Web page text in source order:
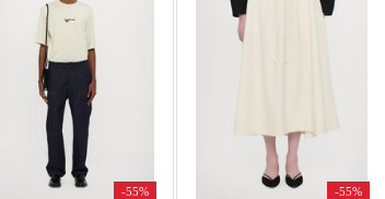
-55% -55%